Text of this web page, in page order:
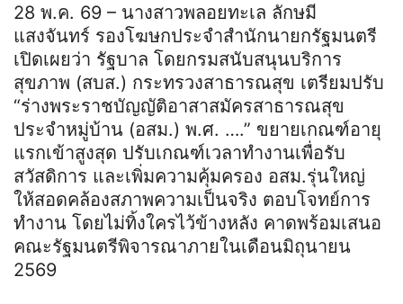
28 พ.ค. 69 – นางสาวพลอยทะเล ลักษมี
แสงจันทร์ รองโฆษกประจำสำนักนายกรัฐมนตรี
เปิดเผยว่า รัฐบาล โดยกรมสนับสนุนบริการ
สุขภาพ (สบส.) กระทรวงสาธารณสุข เตรียมปรับ
“ร่างพระราชบัญญัติอาสาสมัครสาธารณสุข
ประจำหมู่บ้าน (อสม.) พ.ศ. ….” ขยายเกณฑ์อายุ
แรกเข้าสูงสุด ปรับเกณฑ์เวลาทำงานเพื่อรับ
สวัสดิการ และเพิ่มความคุ้มครอง อสม.รุ่นใหญ่
ให้สอดคล้องสภาพความเป็นจริง ตอบโจทย์การ
ทำงาน โดยไม่ทิ้งใครไว้ข้างหลัง คาดพร้อมเสนอ
คณะรัฐมนตรีพิจารณาภายในเดือนมิถุนายน
2569